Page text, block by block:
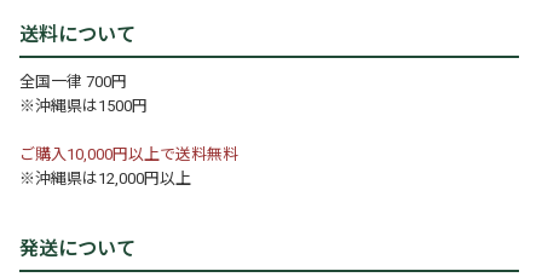
送料について
全国一律 700円
※沖縄県は1500円
ご購入10,000円以上で送料無料
※沖縄県は12,000円以上
発送について